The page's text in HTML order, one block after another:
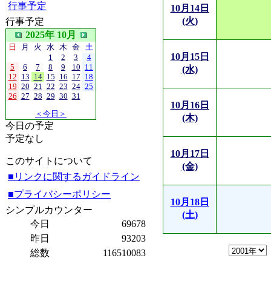
行事予定
行事予定
2025年 10月
日 月 火 水 木 金 土
1
2 3
4
5
6 7 8 9 10 11
12 13 14 15 16 17 18
19 20 21 22 23 24 25
26 27 28 29 30 31
＜今日＞
今日の予定
予定なし
このサイトについて
■リンクに関するガイドライン
■プライバシーポリシー
シンプルカウンター
今日
69678
昨日
93203
総数
116510083
10月14日
(火)
10月15日
(水)
10月16日
(木)
10月17日
(金)
10月18日
(土)